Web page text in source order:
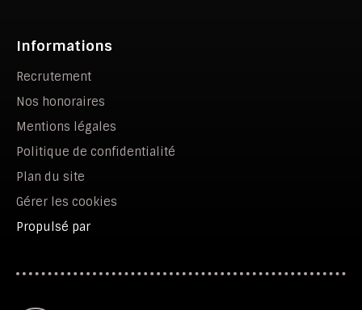
Informations
Recrutement
Nos honoraires
Mentions légales
Politique de confidentialité
Plan du site
Gérer les cookies
Propulsé par